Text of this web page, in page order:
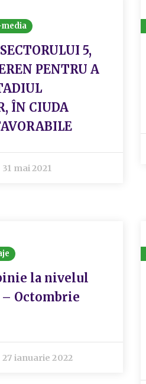
5,
PENTRU A
ÎN CIUDA
31 mai 2021
la nivelul
Octombrie
27 ianuarie 2022